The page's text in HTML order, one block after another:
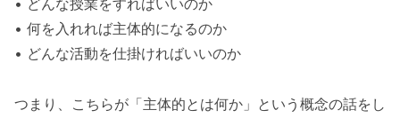
• 何を入れれば主体的になるのか
• どんな活動を仕掛ければいいのか
つまり、こちらが「主体的とは何か」という概念の話をし